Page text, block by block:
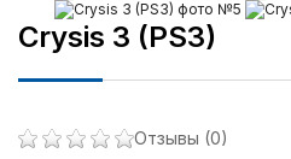
Crysis 3 (PS3)
Отзывы (0)